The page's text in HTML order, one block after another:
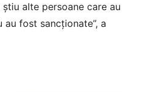
alte persoane care au
fost sancţionate”, a